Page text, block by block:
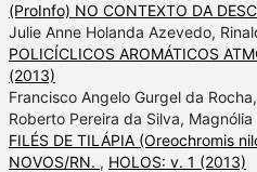
(ProInfo) NO CONTEXTO DA
Julie Anne Holanda Azevedo,
POLICÍCLICOS AROMÁTICOS
(2013)
Francisco Angelo Gurgel da
Roberto Pereira da Silva,
FILÉS DE TILÁPIA (Oreochromis
NOVOS/RN. , HOLOS: v. 1 (2013)